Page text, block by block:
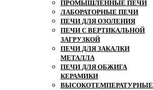
ПРОМЫШЛЕННЫЕ ПЕЧИ
ЛАБОРАТОРНЫЕ ПЕЧИ
ПЕЧИ ДЛЯ ОЗОЛЕНИЯ
ПЕЧИ С ВЕРТИКАЛЬНОЙ
ЗАГРУЗКОЙ
ПЕЧИ ДЛЯ ЗАКАЛКИ
МЕТАЛЛА
ПЕЧИ ДЛЯ ОБЖИГА
КЕРАМИКИ
ВЫСОКОТЕМПЕРАТУРНЫЕ